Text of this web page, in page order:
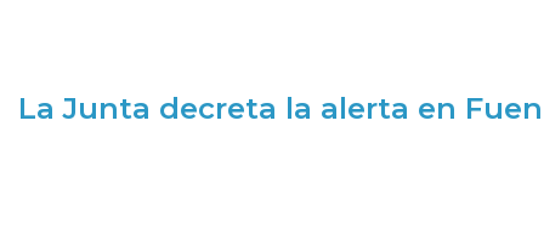
La Junta decreta la alerta en